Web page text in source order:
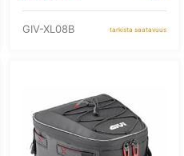
GIV-XL08B tarkista saatavuus